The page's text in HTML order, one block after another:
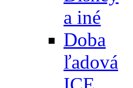
a iné
Doba
ľadová